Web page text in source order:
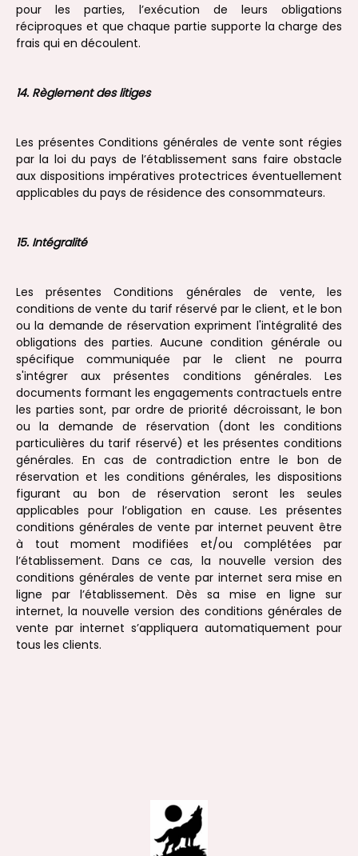
pour les parties, l’exécution de leurs obligations
réciproques et que chaque partie supporte la charge des
frais qui en découlent.
14. Règlement des litiges
Les présentes Conditions générales de vente sont régies
par la loi du pays de l’établissement sans faire obstacle
aux dispositions impératives protectrices éventuellement
applicables du pays de résidence des consommateurs.
15. Intégralité
Les présentes Conditions générales de vente, les
conditions de vente du tarif réservé par le client, et le bon
ou la demande de réservation expriment l'intégralité des
obligations des parties. Aucune condition générale ou
spécifique communiquée par le client ne pourra
s'intégrer aux présentes conditions générales. Les
documents formant les engagements contractuels entre
les parties sont, par ordre de priorité décroissant, le bon
ou la demande de réservation (dont les conditions
particulières du tarif réservé) et les présentes conditions
générales. En cas de contradiction entre le bon de
réservation et les conditions générales, les dispositions
figurant au bon de réservation seront les seules
applicables pour l’obligation en cause. Les présentes
conditions générales de vente par internet peuvent être
à tout moment modifiées et/ou complétées par
l’établissement. Dans ce cas, la nouvelle version des
conditions générales de vente par internet sera mise en
ligne par l’établissement. Dès sa mise en ligne sur
internet, la nouvelle version des conditions générales de
vente par internet s’appliquera automatiquement pour
tous les clients.